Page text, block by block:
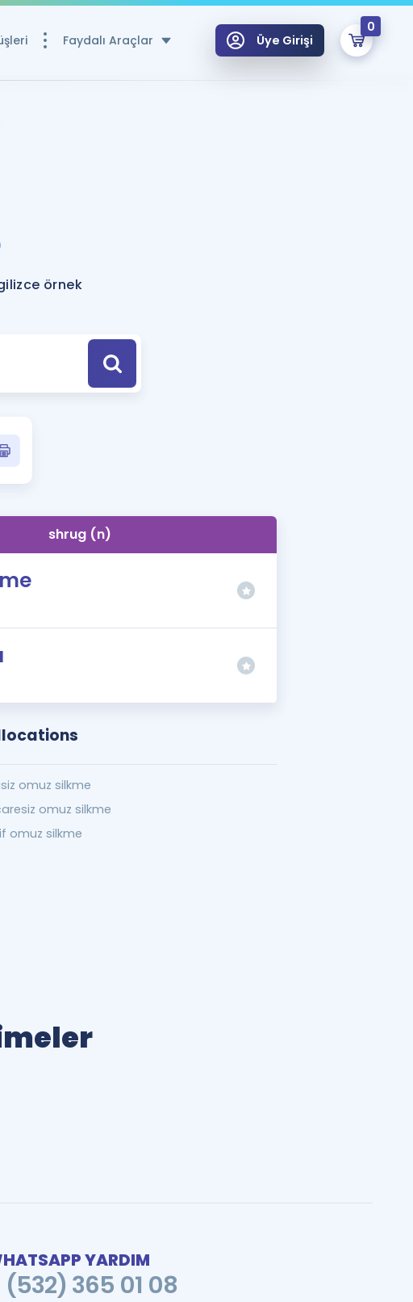
Faydalı Araçlar
Puan Hesaplama Aracı
Aracı
Hazırlananlar için Öneriler
Sınavları Tek Takvimde
Tüm Sınavlarla İlgili Haberler
Gramer
Üye Girişi
0
örnek
shrug (n)
omuz silkme
omuz silkme
omuz silkme
YARDIM
(532) 365 01 08